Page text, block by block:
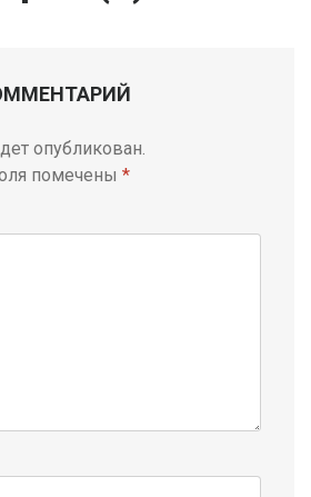
опубликован.
помечены *